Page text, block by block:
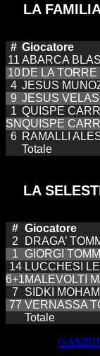
LA
# Giocatore
11 ABARCA
10 DE LA
4 JESUS
9 JESUS
1 QUISPE
SNQUISPE
6 RAMALLI
Totale
LA
# Giocatore
2
DRAGA’
1 GIORGI
14 LUCCHESI
6+1MALEVOLTI
7
SIDKI
77 VERNASSA
Totale